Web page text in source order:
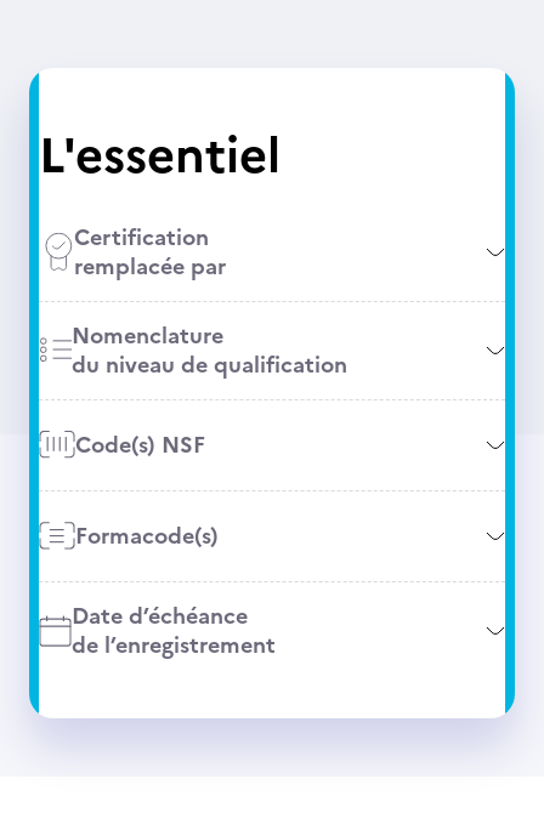
L'essentiel
Certification
remplacée par
Nomenclature
du niveau de qualification
Code(s) NSF
Formacode(s)
Date d’échéance
de l’enregistrement